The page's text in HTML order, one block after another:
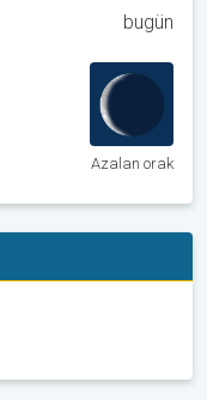
bugün
Azalan orak